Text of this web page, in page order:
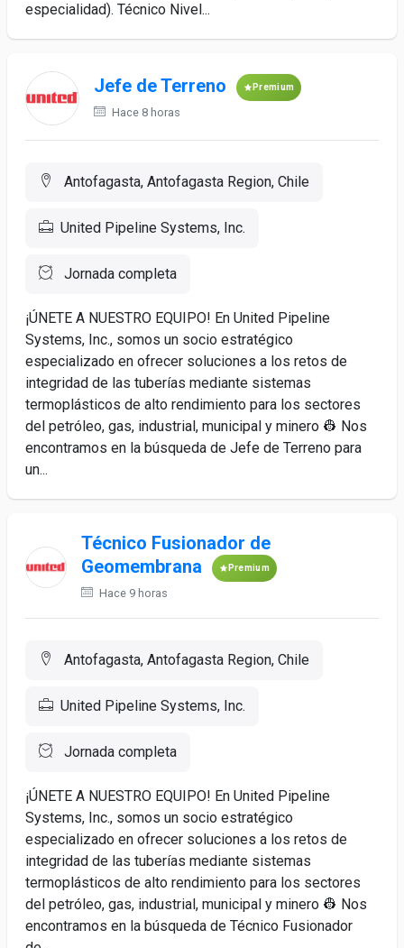
especialidad). Técnico Nivel...
Jefe de Terreno Premium
Hace 8 horas
Antofagasta, Antofagasta Region, Chile
United Pipeline Systems, Inc.
Jornada completa
¡ÚNETE A NUESTRO EQUIPO! En United Pipeline
Systems, Inc., somos un socio estratégico
especializado en ofrecer soluciones a los retos de
integridad de las tuberías mediante sistemas
termoplásticos de alto rendimiento para los sectores
del petróleo, gas, industrial, municipal y minero 👷 Nos
encontramos en la búsqueda de Jefe de Terreno para
un...
Técnico Fusionador de
Geomembrana
Premium
Hace 9 horas
Antofagasta, Antofagasta Region, Chile
United Pipeline Systems, Inc.
Jornada completa
¡ÚNETE A NUESTRO EQUIPO! En United Pipeline
Systems, Inc., somos un socio estratégico
especializado en ofrecer soluciones a los retos de
integridad de las tuberías mediante sistemas
termoplásticos de alto rendimiento para los sectores
del petróleo, gas, industrial, municipal y minero 👷 Nos
encontramos en la búsqueda de Técnico Fusionador